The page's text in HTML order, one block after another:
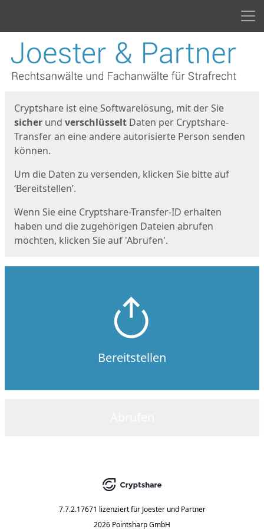
Start
Cryptshare ist eine Softwarelösung, mit der Sie
sicher und verschlüsselt Daten per Cryptshare-
Transfer an eine andere autorisierte Person senden
können.
Um die Daten zu versenden, klicken Sie bitte auf
‘Bereitstellen’.
Wenn Sie eine Cryptshare-Transfer-ID erhalten
haben und die zugehörigen Dateien abrufen
möchten, klicken Sie auf 'Abrufen'.
Bereitstellen
7.7.2.17671 lizenziert für Joester und Partner
2026 Pointsharp GmbH